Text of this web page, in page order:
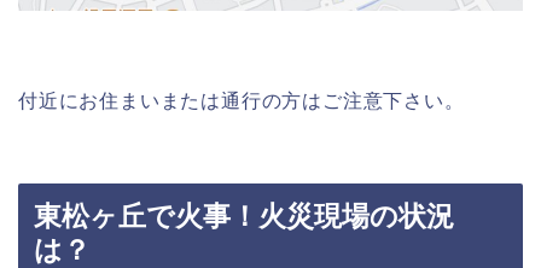
付近にお住まいまたは通行の方はご注意下さい。
東松ヶ丘で火事！火災現場の状況
は？